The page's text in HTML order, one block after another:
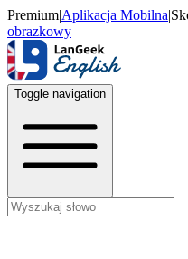
Premium|Aplikacja Mobilna|
obrazkowy
Toggle navigation